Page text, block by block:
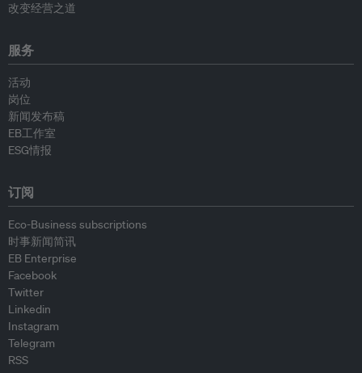
改变经营之道
服务
活动
岗位
新闻发布稿
EB工作室
ESG情报
订阅
Eco-Business subscriptions
时事新闻简讯
EB Enterprise
Facebook
Twitter
Linkedin
Instagram
Telegram
RSS